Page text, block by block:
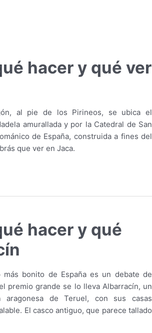
hacer y qué ver
al pie de los Pirineos, se ubica el
amurallada y por la Catedral de San
de España, construida a fines del
que ver en Jaca.
hacer y qué
bonito de España es un debate de
premio grande se lo lleva Albarracín, un
aragonesa de Teruel, con sus casas
El casco antiguo, que parece tallado